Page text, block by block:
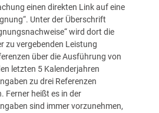
einen direkten Link auf eine
Unter der Überschrift
wird dort die
zu vergebenden Leistung
über die Ausführung von
letzten 5 Kalenderjahren
zu drei Referenzen
Ferner heißt es in der
sind immer vorzunehmen,